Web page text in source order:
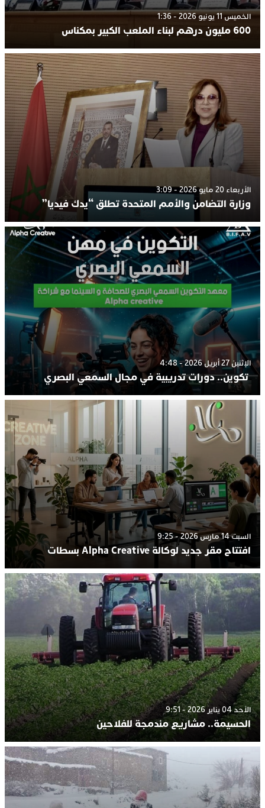
الخميس 11 يونيو 2026 - 1:36
600 مليون درهم لبناء الملعب الكبير بمكناس
الأربعاء 20 مايو 2026 - 3:09
وزارة التضامن والأمم المتحدة تطلق “يدك فيديا”
الإثنين 27 أبريل 2026 - 4:48
تكوين.. دورات تدريبية في مجال السمعي البصري
السبت 14 مارس 2026 - 9:25
افتتاح مقر جديد لوكالة Alpha Creative بسطات
الأحد 04 يناير 2026 - 9:51
الحسيمة.. مشاريع مندمجة للفلاحين